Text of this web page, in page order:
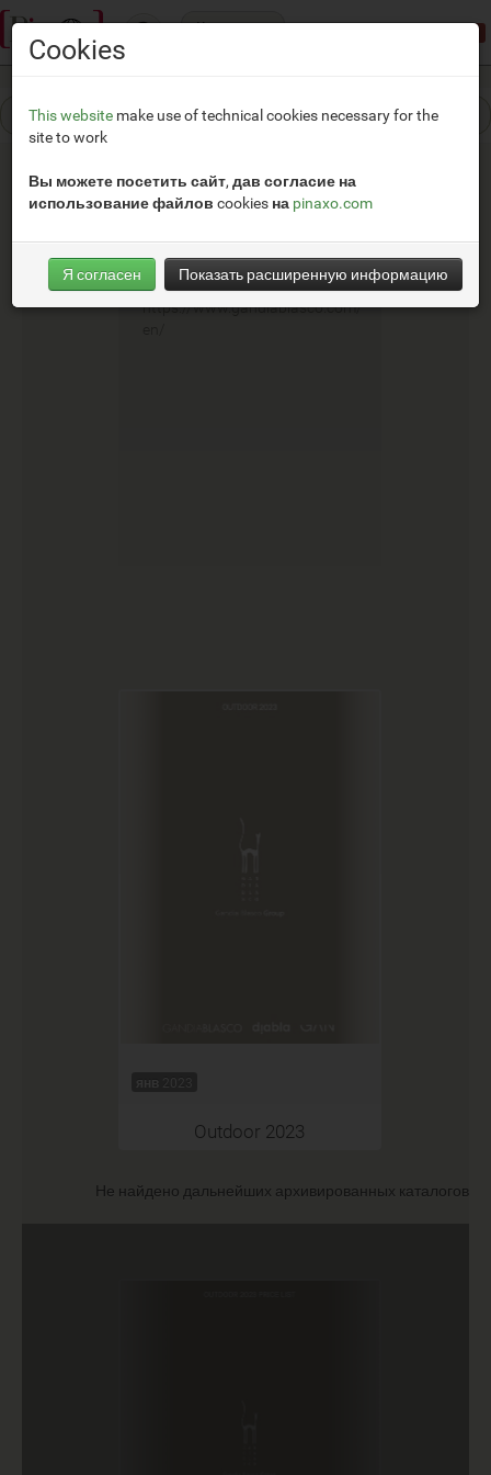
Категории
Gandia Blasco
__
https://www.gandiablasco.com/
янв 2023
Outdoor 2023
Не найдено дальнейших архивированных каталогов
Cookies
This website make use of technical cookies necessary for the
site to work
Вы можете посетить сайт, дав согласие на
использование файлов cookies на pinaxo.com
Я согласен Показать расширенную информацию